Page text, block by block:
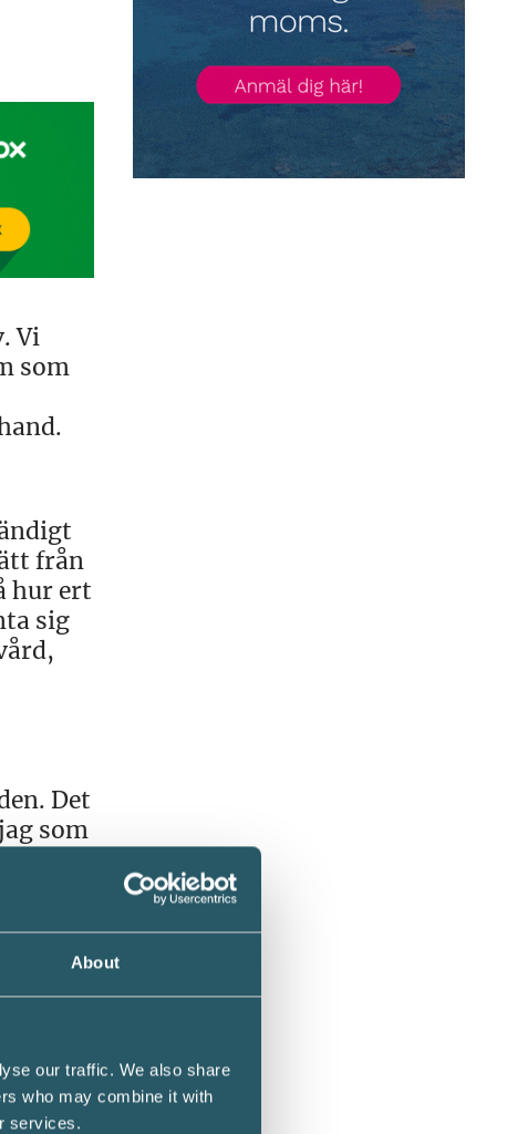
About
our traffic. We also share
who may combine it with
services.
Vi
som
från
hur ert
sig
Det
som
som